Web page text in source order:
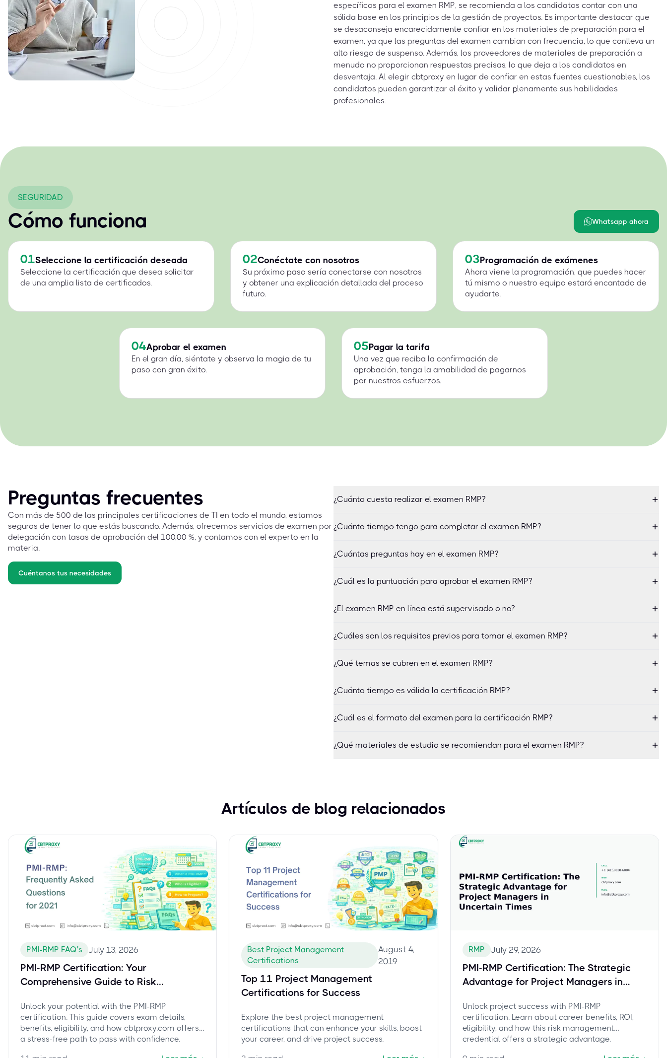
específicos para el examen RMP, se recomienda a los candidatos contar con una
sólida base en los principios de la gestión de proyectos. Es importante destacar que
se desaconseja encarecidamente confiar en los materiales de preparación para el
examen, ya que las preguntas del examen cambian con frecuencia, lo que conlleva un
alto riesgo de suspenso. Además, los proveedores de materiales de preparación a
menudo no proporcionan respuestas precisas, lo que deja a los candidatos en
desventaja. Al elegir cbtproxy en lugar de confiar en estas fuentes cuestionables, los
candidatos pueden garantizar el éxito y validar plenamente sus habilidades
profesionales.
SEGURIDAD
Cómo funciona Whatsapp ahora
01Seleccione la certificación deseada
Seleccione la certificación que desea solicitar
de una amplia lista de certificados.
02Conéctate con nosotros
Su próximo paso sería conectarse con nosotros
y obtener una explicación detallada del proceso
futuro.
03Programación de exámenes
Ahora viene la programación, que puedes hacer
tú mismo o nuestro equipo estará encantado de
ayudarte.
04Aprobar el examen
En el gran día, siéntate y observa la magia de tu
paso con gran éxito.
05Pagar la tarifa
Una vez que reciba la confirmación de
aprobación, tenga la amabilidad de pagarnos
por nuestros esfuerzos.
Preguntas frecuentes
Con más de 500 de las principales certificaciones de TI en todo el mundo, estamos
seguros de tener lo que estás buscando. Además, ofrecemos servicios de examen por
delegación con tasas de aprobación del 100,00 %, y contamos con el experto en la
materia.
Cuéntanos tus necesidades
¿Cuánto cuesta realizar el examen RMP?
¿Cuánto tiempo tengo para completar el examen RMP?
¿Cuántas preguntas hay en el examen RMP?
¿Cuál es la puntuación para aprobar el examen RMP?
¿El examen RMP en línea está supervisado o no?
¿Cuáles son los requisitos previos para tomar el examen RMP?
¿Qué temas se cubren en el examen RMP?
¿Cuánto tiempo es válida la certificación RMP?
¿Cuál es el formato del examen para la certificación RMP?
¿Qué materiales de estudio se recomiendan para el examen RMP?
Artículos de blog relacionados
PMI-RMP FAQ's July 13, 2026
PMI-RMP Certification: Your
Comprehensive Guide to Risk
Unlock your potential with the PMI-RMP
certification. This guide covers exam details,
benefits, eligibility, and how cbtproxy.com offers
a stress-free path to pass with confidence.
Best Project Management
Certifications
August 4,
2019
Top 11 Project Management
Certifications for Success
Explore the best project management
certifications that can enhance your skills, boost
your career, and drive project success.
RMP July 29, 2026
PMI-RMP Certification: The Strategic
Advantage for Project Managers in
Unlock project success with PMI-RMP
certification. Learn about career benefits, ROI,
eligibility, and how this risk management
credential offers a strategic advantage.